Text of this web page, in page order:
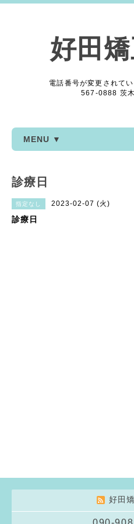
好田
電話番号が変更されて
567-0888 茨
MENU ▼
診療日
指定なし 2023-02-07 (火)
診療日
好田